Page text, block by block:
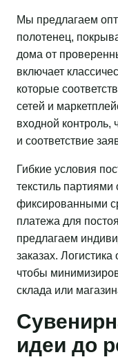
Мы предлагаем
полотенец,
дома от
включает
которые
сетей и
входной контроль,
и соответствие
Гибкие условия
текстиль
фиксированными
платежа для
предлагаем
заказах.
чтобы
склада или
идеи до